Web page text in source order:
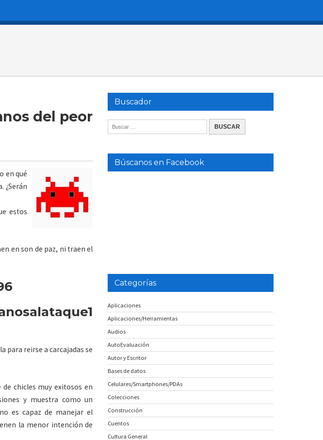
del peor
en qué
¿Serán
estos
en son de paz, ni traen el
para reirse a carcajadas se
chicles muy exitosos en
y muestra como un
es capaz de manejar el
la menor intención de
Buscador
Búscanos en Facebook
Categorías
Aplicaciones
Aplicaciones/Herramientas
Audios
AutoEvaluación
Autor y Escritor
Bases de datos
Celulares/Smartphones/PDAs
Colecciones
Construcción
Cuentos
Cultura General